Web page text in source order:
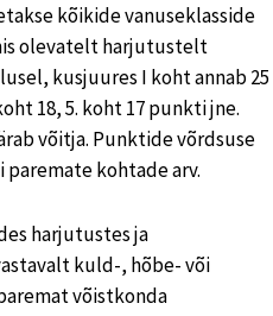
kõikide vanuseklasside
olevatelt harjutustelt
kusjuures I koht annab 25
18, 5. koht 17 punkti jne.
võitja. Punktide võrdsuse
paremate kohtade arv.
harjutustes ja
kuld-, hõbe- või
võistkonda